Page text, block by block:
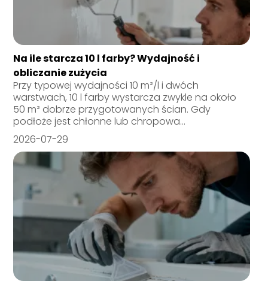
Na ile starcza 10 l farby? Wydajność i
obliczanie zużycia
Przy typowej wydajności 10 m²/l i dwóch
warstwach, 10 l farby wystarcza zwykle na około
50 m² dobrze przygotowanych ścian. Gdy
podłoże jest chłonne lub chropowa...
2026-07-29